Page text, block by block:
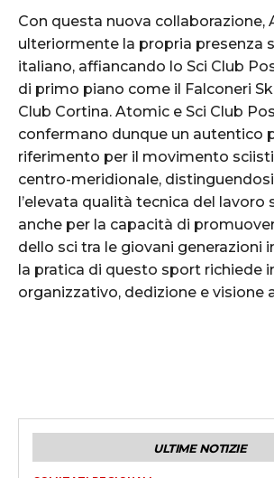
Con questa nuova collaborazione,
ulteriormente la propria presenza
italiano, affiancando lo Sci Club
di primo piano come il Falconeri
Club Cortina. Atomic e Sci Club
confermano dunque un autentico
riferimento per il movimento
centro-meridionale,
l’elevata qualità tecnica del lavoro
anche per la capacità di
dello sci tra le giovani generazioni
la pratica di questo sport richiede
organizzativo, dedizione e visione
ULTIME NOTIZIE